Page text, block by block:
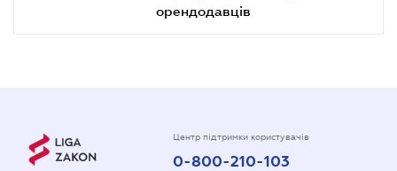
орендодавців
Центр підтримки користувачів
0-800-210-103